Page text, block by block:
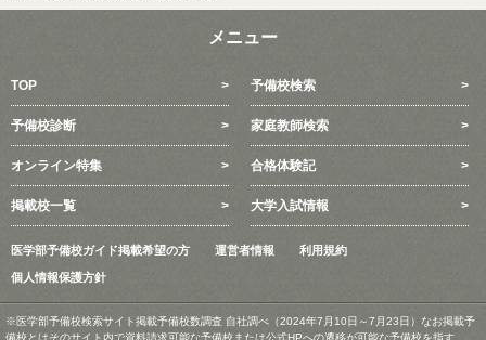
メニュー
TOP 予備校検索
予備校診断 家庭教師検索
オンライン特集 合格体験記
掲載校一覧 大学入試情報
医学部予備校ガイド掲載希望の方 運営者情報 利用規約
個人情報保護方針
※医学部予備校検索サイト掲載予備校数調査 自社調べ（2024年7月10日～7月23日）なお掲載予